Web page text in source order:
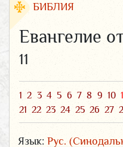
БИБЛИЯ
Евангелие
11
1 2 3 4 5 6 7 8 9 10
21 22 23 24 25 26 27
Язык: Рус.